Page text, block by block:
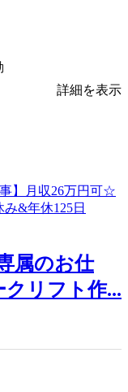
詳細を表示
属のお仕
リフト作...